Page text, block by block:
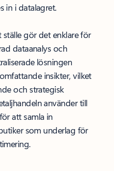
in i datalagret.
gör det enklare för
dataanalys och
lösningen
insikter, vilket
och strategisk
använder till
att samla in
som underlag för